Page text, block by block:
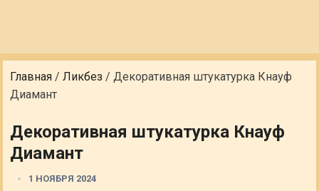
Главная /Ликбез /Декоративная штукатурка Кнауф
Диамант
Декоративная штукатурка Кнауф
Диамант
1 НОЯБРЯ 2024